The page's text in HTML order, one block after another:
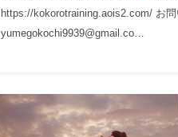
https://kokorotraining.aois2.com/ お
yumegokochi9939@gmail.co…